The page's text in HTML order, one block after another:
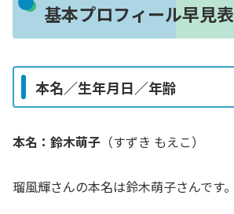
基本プロフィール早見表
本名／生年月日／年齢
本名：鈴木萌子 （すずき もえこ）
瑠風輝さんの本名は鈴木萌子さんです。